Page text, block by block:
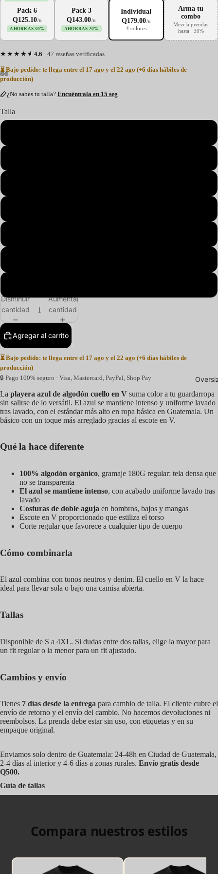
Pack 6
Q125.10/u
AHORRAS 30%
Pack 3
Q143.00/u
AHORRAS 20%
Individual
Q179.00/u
4 colores
Arma tu
combo
Mezcla prendas
hasta −30%
★★★★★ 4.6 · 47 reseñas verificadas
⏳ Bajo pedido: te llega entre el 17 ago y el 22 ago (+6 días hábiles de
producción)
¿No sabes tu talla? Encuéntrala en 15 seg
Talla
Disminuir
cantidad
Aumentar
cantidad
Agregar al carrito
⏳ Bajo pedido: te llega entre el 17 ago y el 22 ago (+6 días hábiles de
producción)
🔒 Pago 100% seguro · Visa, Mastercard, PayPal, Shop Pay
La playera azul de algodón cuello en V suma color a tu guardarropa
sin salirse de lo versátil. El azul se mantiene intenso y uniforme lavado
tras lavado, con el estándar más alto en ropa básica en Guatemala. Un
básico con un toque más arreglado gracias al escote en V.
Qué la hace diferente
100% algodón orgánico, gramaje 180G regular: tela densa que
no se transparenta
El azul se mantiene intenso, con acabado uniforme lavado tras
lavado
Costuras de doble aguja en hombros, bajos y mangas
Escote en V proporcionado que estiliza el torso
Corte regular que favorece a cualquier tipo de cuerpo
Cómo combinarla
El azul combina con tonos neutros y denim. El cuello en V la hace
ideal para llevar sola o bajo una camisa abierta.
Tallas
Disponible de S a 4XL. Si dudas entre dos tallas, elige la mayor para
un fit regular o la menor para un fit ajustado.
Cambios y envío
Tienes 7 días desde la entrega para cambio de talla. El cliente cubre el
envío de retorno y el envío del cambio. No hacemos devoluciones ni
reembolsos. La prenda debe estar sin uso, con etiquetas y en su
empaque original.
Enviamos solo dentro de Guatemala: 24-48h en Ciudad de Guatemala,
2-4 días al interior y 4-6 días a zonas rurales. Envío gratis desde
Q500.
Guía de tallas
Compara nuestros estilos